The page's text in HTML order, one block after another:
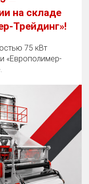
на складе
Трейдинг»!
75 кВт
«Европолимер-